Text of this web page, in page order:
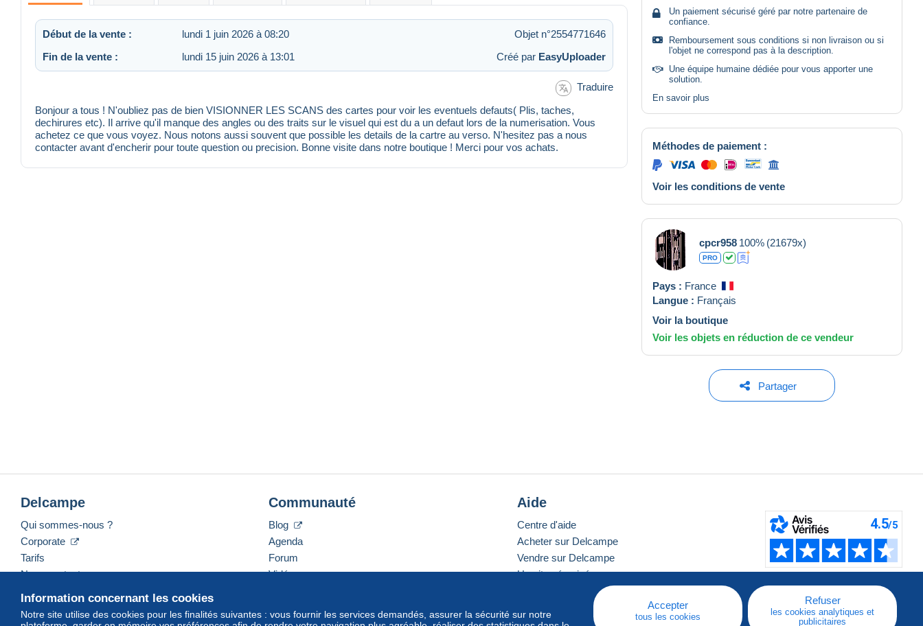
Début de la vente : lundi 1 juin 2026 à 08:20
Objet n°2554771646
Fin de la vente :
lundi 15 juin 2026 à 13:01 Créé par EasyUploader
Traduire
Bonjour a tous ! N'oubliez pas de bien VISIONNER LES SCANS des cartes pour voir les eventuels defauts( Plis, taches,
dechirures etc). Il arrive qu'il manque des angles ou des traits sur le visuel qui est du a un defaut lors de la numerisation. Vous
achetez ce que vous voyez. Nous notons aussi souvent que possible les details de la cartre au verso. N'hesitez pas a nous
contacter avant d'encherir pour toute question ou precision. Bonne visite dans notre boutique ! Merci pour vos achats.
Un paiement sécurisé géré par notre partenaire de
confiance.
Remboursement sous conditions si non livraison ou si
l'objet ne correspond pas à la description.
Une équipe humaine dédiée pour vous apporter une
solution.
En savoir plus
Méthodes de paiement :
Voir les conditions de vente
cpcr958 100% (21679x)
PRO
Pays : France
Langue : Français
Voir la boutique
Voir les objets en réduction de ce vendeur
Partager
Information concernant les cookies
Notre site utilise des cookies pour les finalités suivantes : vous fournir les services demandés, assurer la sécurité sur notre
Accepter
tous les cookies
Refuser
les cookies analytiques et
publicitaires
Delcampe
Qui sommes-nous ?
Corporate
Tarifs
Nous contacter
Communauté
Blog
Agenda
Forum
Vidéos
Aide
Centre d'aide
Acheter sur Delcampe
Vendre sur Delcampe
Un site sécurisé